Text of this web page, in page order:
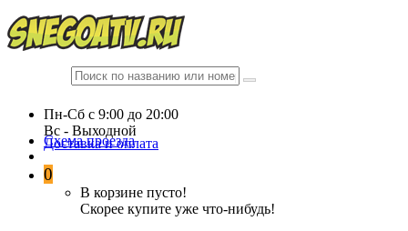
Пн-Сб c 9:00 до 20:00
Вc - Выходной
Схема проезда
Доставка и оплата
0
В корзине пусто!
Скорее купите уже что-нибудь!